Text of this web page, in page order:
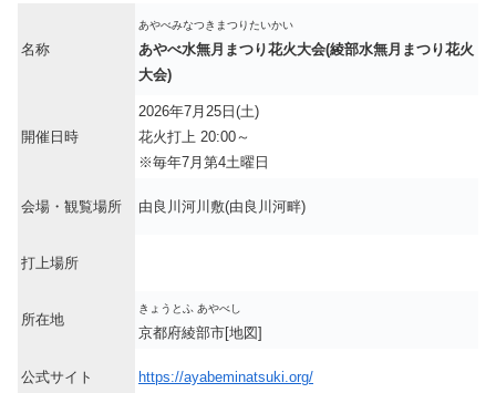
名称
あやべみなつきまつりたいかい
あやべ水無月まつり花火大会(綾部水無月まつり花火
大会)
開催日時
2026年7月25日(土)
花火打上 20:00～
※毎年7月第4土曜日
会場・観覧場所 由良川河川敷(由良川河畔)
打上場所
所在地
きょうとふ あやべし
京都府綾部市[地図]
公式サイト https://ayabeminatsuki.org/